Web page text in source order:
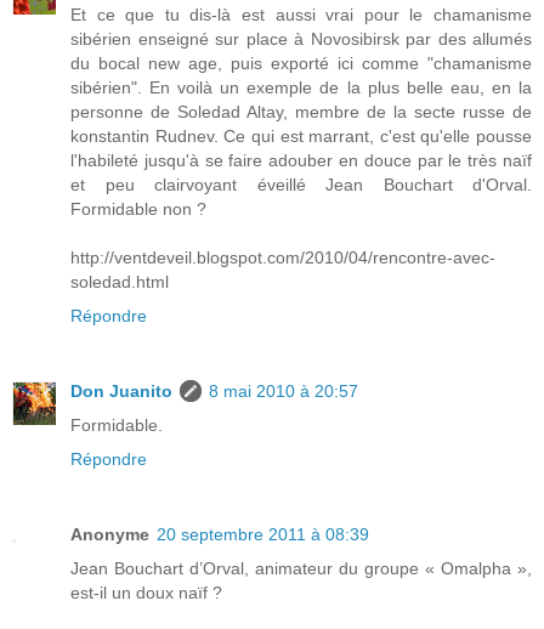
Et ce que tu dis-là est aussi vrai pour le chamanisme
sibérien enseigné sur place à Novosibirsk par des allumés
du bocal new age, puis exporté ici comme "chamanisme
sibérien". En voilà un exemple de la plus belle eau, en la
personne de Soledad Altay, membre de la secte russe de
konstantin Rudnev. Ce qui est marrant, c'est qu'elle pousse
l'habileté jusqu'à se faire adouber en douce par le très naïf
et peu clairvoyant éveillé Jean Bouchart d'Orval.
Formidable non ?
http://ventdeveil.blogspot.com/2010/04/rencontre-avec-
soledad.html
Répondre
Don Juanito
8 mai 2010 à 20:57
Formidable.
Répondre
Anonyme 20 septembre 2011 à 08:39
Jean Bouchart d’Orval, animateur du groupe « Omalpha »,
est-il un doux naïf ?